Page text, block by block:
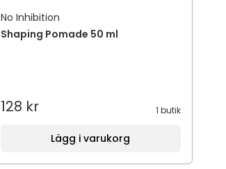
No Inhibition
Shaping Pomade 50 ml
128 kr 1 butik
Lägg i varukorg